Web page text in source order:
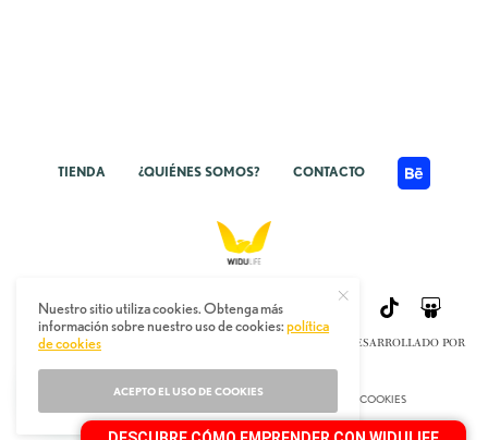
TIENDA ¿QUIÉNES SOMOS? CONTACTO
TODOS LOS DERECHOS RESERVADOS © WIDULIFE.COM | DESARROLLADO POR
AVISO LEGAL- POLÍTICA DE PRIVACIDAD POLÍTICA DE COOKIES
Nuestro sitio utiliza cookies. Obtenga más
información sobre nuestro uso de cookies:política
de cookies
ACEPTO EL USO DE COOKIES